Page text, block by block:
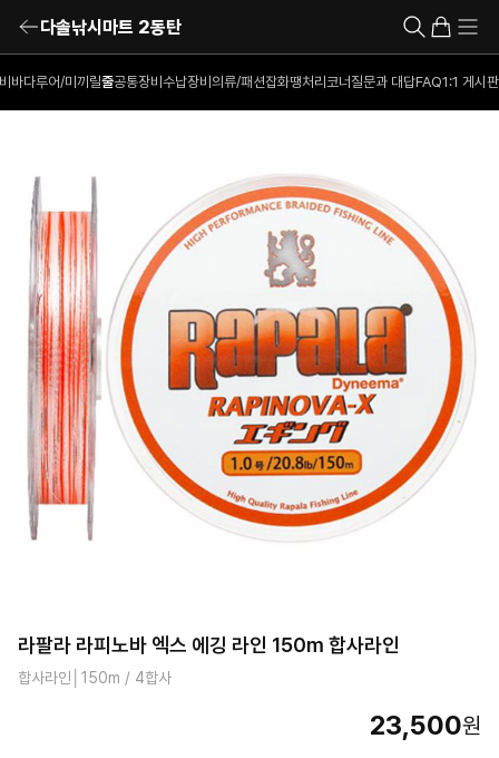
다솔낚시마트 2동탄
바다루어/미끼 릴줄공통장비 수납장비 의류/패션잡화땡처리코너 질문과 대답FAQ1:1 게시판
라팔라 라피노바 엑스 에깅 라인 150m 합사라인
합사라인│150m / 4합사
23,500원